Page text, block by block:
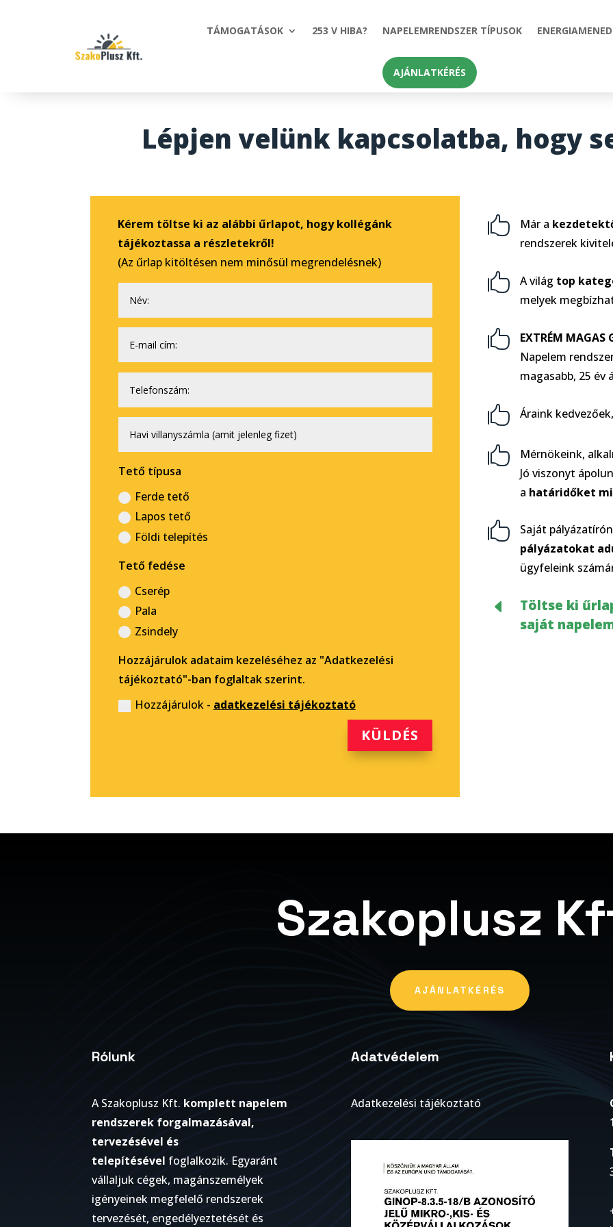
TÁMOGATÁSOK 253 V HIBA? NAPELEMRENDSZER TÍPUSOK
AJÁNLATKÉRÉS
Lépjen velünk kapcsolatba, hogy
Kérem töltse ki az alábbi űrlapot, hogy kollégánk
tájékoztassa a részletekről!
(Az űrlap kitöltésen nem minősül megrendelésnek)
Tető típusa
Ferde tető
Lapos tető
Földi telepítés
Tető fedése
Cserép
Pala
Zsindely
Hozzájárulok adataim kezeléséhez az "Adatkezelési
tájékoztató"-ban foglaltak szerint.
Hozzájárulok - adatkezelési tájékoztató
KÜLDÉS
 Már a
rendszerek
 A világ top
melyek

EXTRÉM MAGAS
Napelem
magasabb, 25
 Áraink kedvezőek,

Mérnökeink,
Jó viszonyt
a határidőket
 Saját
pályázatokat
ügyfeleink
D
Töltse ki
saját
Szakoplusz
AJÁNLATKÉRÉS
Rólunk
A Szakoplusz Kft. komplett napelem
rendszerek forgalmazásával,
tervezésével és
telepítésével foglalkozik. Egyaránt
vállaljuk cégek, magánszemélyek
igényeinek megfelelő rendszerek
tervezését, engedélyeztetését és
Adatvédelem
Adatkezelési tájékoztató